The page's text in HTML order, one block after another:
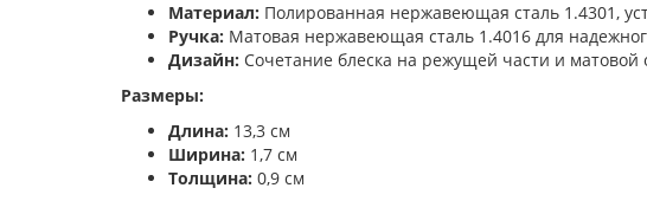
Материал: Полированная нержавеющая сталь 1.4301,
Ручка: Матовая нержавеющая сталь 1.4016 для
Дизайн: Сочетание блеска на режущей части и матовой
Размеры:
Длина: 13,3 см
Ширина: 1,7 см
Толщина: 0,9 см